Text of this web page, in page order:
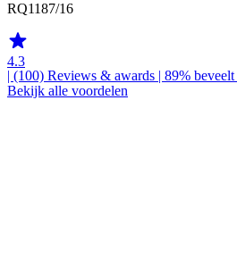
RQ1187/16
4.3
| (100) Reviews & awards | 89%
Bekijk alle voordelen